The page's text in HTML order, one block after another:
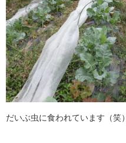
だいぶ虫に食われています（笑）